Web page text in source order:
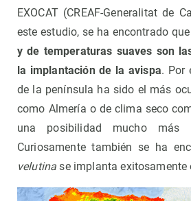
EXOCAT (CREAF-Generalitat de
este estudio, se ha encontrado que
y de temperaturas suaves son
la implantación de la avispa. Por
de la península ha sido el más
como Almería o de clima seco
una posibilidad mucho más
Curiosamente también se ha
velutina se implanta exitosamente